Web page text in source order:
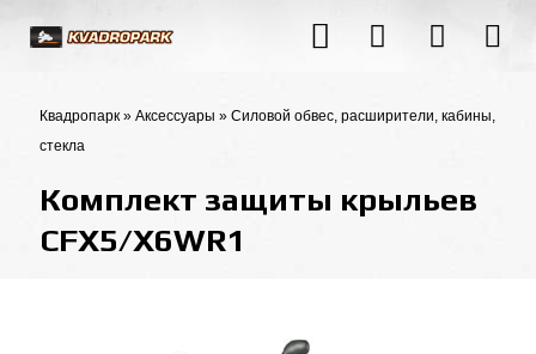
Квадропарк » Аксессуары » Силовой обвес, расширители, кабины,
стекла
Комплект защиты крыльев
CFX5/X6WR1